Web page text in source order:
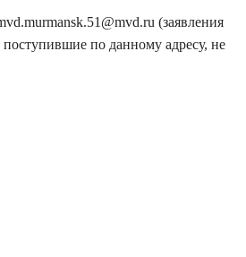
(заявления
по данному адресу, не